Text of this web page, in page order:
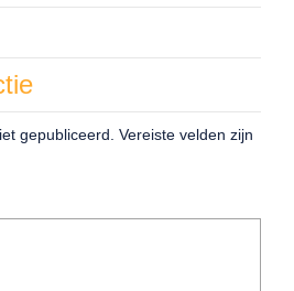
gepubliceerd. Vereiste velden zijn